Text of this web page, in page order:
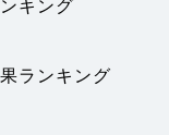
キング
ランキング